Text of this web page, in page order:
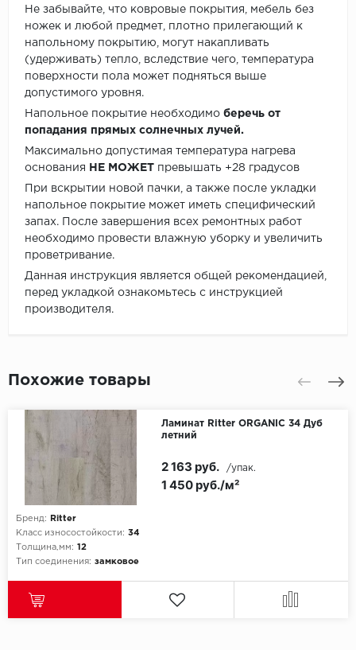
Не забывайте, что ковровые покрытия, мебель без
ножек и любой предмет, плотно прилегающий к
напольному покрытию, могут накапливать
(удерживать) тепло, вследствие чего, температура
поверхности пола может подняться выше
допустимого уровня.
Напольное покрытие необходимо беречь от
попадания прямых солнечных лучей.
Максимально допустимая температура нагрева
основания
НЕ МОЖЕТ превышать +28 градусов
При вскрытии новой пачки, а также после укладки
напольное покрытие может иметь специфический
запах. После завершения всех ремонтных работ
необходимо провести влажную уборку и увеличить
проветривание.
Данная инструкция является общей рекомендацией,
перед укладкой ознакомьтесь с инструкцией
производителя.
Похожие товары
Ламинат Ritter ORGANIC 34 Дуб
летний
Бренд:
Ritter
Класс износостойкости: 34
Толщина,мм: 12
Тип соединения: замковое
1 450 руб./м²
2 163 руб. /упак.